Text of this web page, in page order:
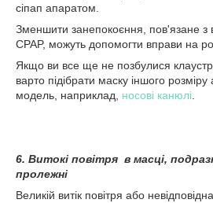
сіпап апаратом.
Зменшити занепокоєння, пов'язане з
CPAP, можуть допомогти вправи на
Якщо ви все ще не позбулися
варто підібрати маску іншого
модель, наприклад, носові канюлі
6. Витокі повітря в масці,
пролежні
Великій витік повітря або